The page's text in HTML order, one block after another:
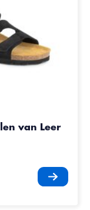
van Leer